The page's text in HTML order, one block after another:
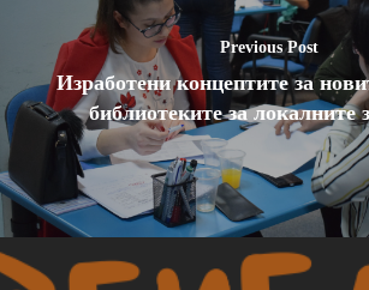
Previous Post
Изработени концептите за
библиотеките за локалните